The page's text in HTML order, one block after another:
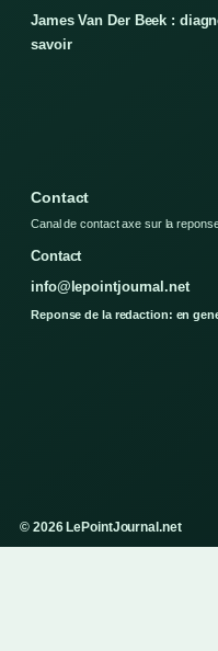
James Van Der Beek :
savoir
Contact
Canal de contact axe sur la
Contact
info@lepointjournal.net
Reponse de la redaction: en
© 2026 LePointJournal.net